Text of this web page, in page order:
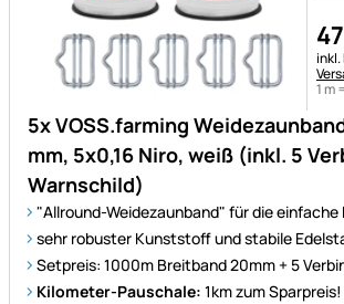
5x VOSS.farming
mm, 5x0,16 Niro, weiß (inkl. 5
Warnschild)
"Allround-Weidezaunband" für die einfache
sehr robuster Kunststoff und stabile
Setpreis: 1000m Breitband 20mm + 5
Kilometer-Pauschale: 1km zum Sparpreis!
47
1 m